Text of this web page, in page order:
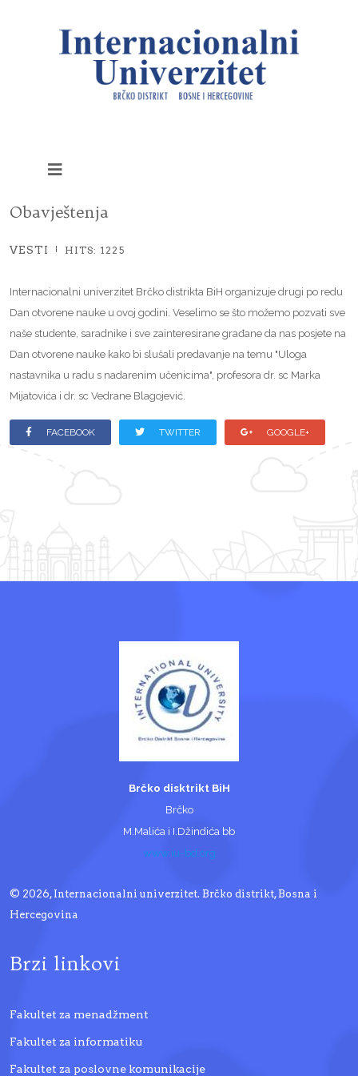
Obavještenja
VESTI HITS: 1225
Internacionalni univerzitet Brčko distrikta BiH organizuje drugi po redu
Dan otvorene nauke u ovoj godini. Veselimo se što možemo pozvati sve
naše studente, saradnike i sve zainteresirane građane da nas posjete na
Dan otvorene nauke kako bi slušali predavanje na temu "Uloga
nastavnika u radu s nadarenim učenicima", profesora dr. sc Marka
Mijatovića i dr. sc Vedrane Blagojević.
FACEBOOK TWITTER GOOGLE+
Brčko disktrikt BiH
Brčko
M.Malića i I.Džindića bb
www.iu-bd.org
© 2026, Internacionalni univerzitet. Brčko distrikt, Bosna i
Hercegovina
Brzi linkovi
Fakultet za menadžment
Fakultet za informatiku
Fakultet za poslovne komunikacije